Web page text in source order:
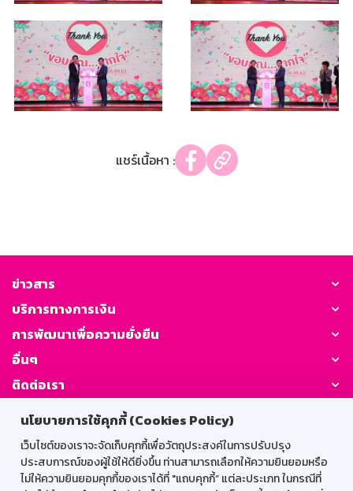
นโยบายการใช้คุกกี้ (Cookies Policy)
เว็บไซต์ของเราจะจัดเก็บคุกกี้เพื่อวัตถุประสงค์ในการปรับปรุง
ประสบการณ์ของผู้ใช้ให้ดียิ่งขึ้น ท่านสามารถเลือกให้ความยินยอมหรือ
ไม่ให้ความยินยอมคุกกี้ของเราได้ที่ "แถบคุกกี้” แต่ละประเภท ในกรณีที่
แชร์เนื้อหา :
ข่าวสาร
บริการทางการเงิน
การพัฒนาเพื่อความยั่งยืน
อื่นๆ
ติดต่อเรา
GSB Society: